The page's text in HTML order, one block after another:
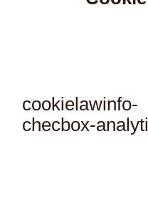
cookielawinfo-
checbox-